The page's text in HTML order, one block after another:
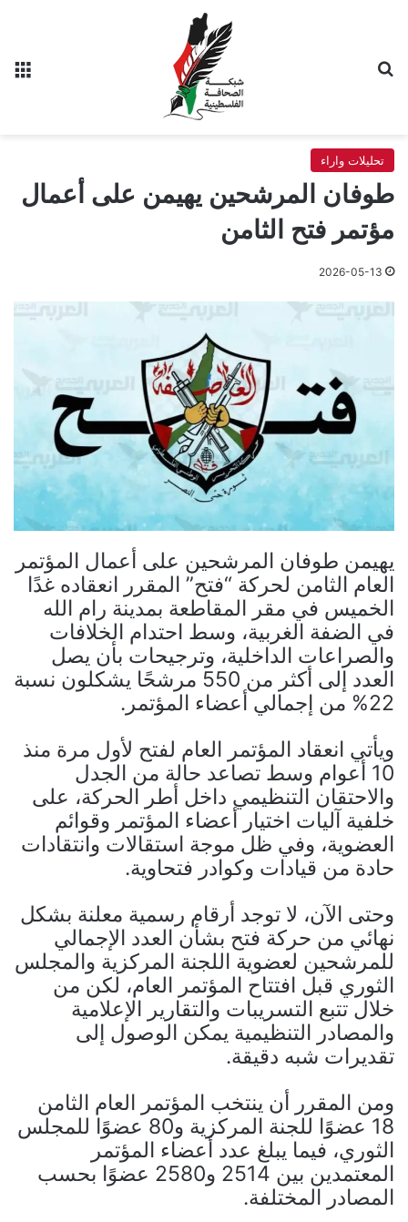
تحليلات واراء
طوفان المرشحين يهيمن على أعمال
مؤتمر فتح الثامن
2026-05-13
يهيمن طوفان المرشحين على أعمال المؤتمر
العام الثامن لحركة “فتح” المقرر انعقاده غدًا
الخميس في مقر المقاطعة بمدينة رام الله
في الضفة الغربية، وسط احتدام الخلافات
والصراعات الداخلية، وترجيحات بأن يصل
العدد إلى أكثر من 550 مرشحًا يشكلون نسبة
22% من إجمالي أعضاء المؤتمر.
ويأتي انعقاد المؤتمر العام لفتح لأول مرة منذ
10 أعوام وسط تصاعد حالة من الجدل
والاحتقان التنظيمي داخل أطر الحركة، على
خلفية آليات اختيار أعضاء المؤتمر وقوائم
العضوية، وفي ظل موجة استقالات وانتقادات
حادة من قيادات وكوادر فتحاوية.
وحتى الآن، لا توجد أرقام رسمية معلنة بشكل
نهائي من حركة فتح بشأن العدد الإجمالي
للمرشحين لعضوية اللجنة المركزية والمجلس
الثوري قبل افتتاح المؤتمر العام، لكن من
خلال تتبع التسريبات والتقارير الإعلامية
والمصادر التنظيمية يمكن الوصول إلى
تقديرات شبه دقيقة.
ومن المقرر أن ينتخب المؤتمر العام الثامن
18 عضوًا للجنة المركزية و80 عضوًا للمجلس
الثوري، فيما يبلغ عدد أعضاء المؤتمر
المعتمدين بين 2514 و2580 عضوًا بحسب
المصادر المختلفة.